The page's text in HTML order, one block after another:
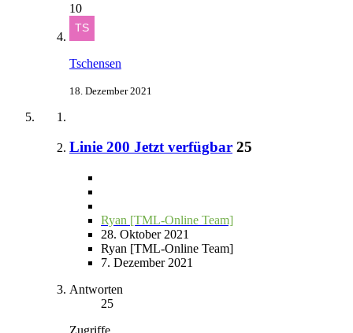
10
Tschensen
18. Dezember 2021
Linie 200 Jetzt verfügbar 25
Ryan [TML-Online Team]
28. Oktober 2021
Ryan [TML-Online Team]
7. Dezember 2021
Antworten
25
Zugriffe